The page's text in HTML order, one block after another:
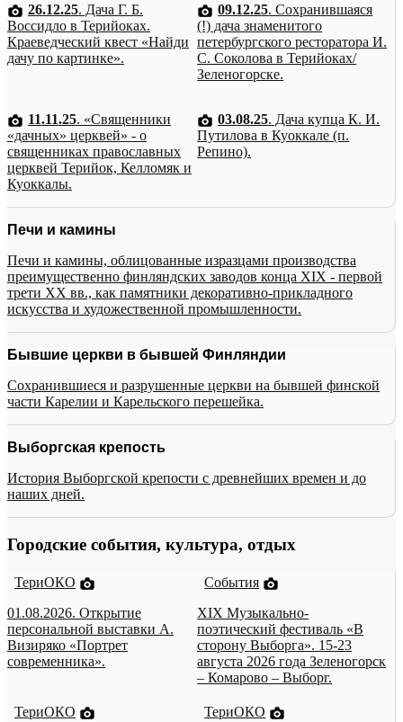
26.12.25. Дача Г. Б.
Воссидло в Терийоках.
Краеведческий квест «Найди
дачу по картинке».
09.12.25. Сохранившаяся
(!) дача знаменитого
петербургского ресторатора И.
С. Соколова в Терийоках/
Зеленогорске.
11.11.25. «Священники
«дачных» церквей» - о
священниках православных
церквей Терийок, Келломяк и
Куоккалы.
03.08.25. Дача купца К. И.
Путилова в Куоккале (п.
Репино).
Печи и камины
Печи и камины, облицованные изразцами производства
преимущественно финляндских заводов конца XIX - первой
трети XX вв., как памятники декоративно-прикладного
искусства и художественной промышленности.
Бывшие церкви в бывшей Финляндии
Сохранившиеся и разрушенные церкви на бывшей финской
части Карелии и Карельского перешейка.
Выборгская крепость
История Выборгской крепости с древнейших времен и до
наших дней.
Городские события, культура, отдых
ТериОКО
01.08.2026. Открытие
персональной выставки А.
Визиряко «Портрет
современника».
События
XIX Музыкально-
поэтический фестиваль «В
сторону Выборга». 15-23
августа 2026 года Зеленогорск
– Комарово – Выборг.
ТериОКО
ТериОКО